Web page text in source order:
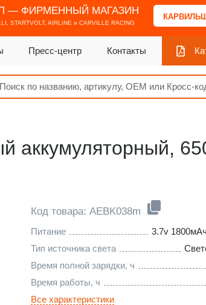
— ФИРМЕННЫЙ МАГАЗИН
STARTVOLT, AIRLINE и CARVILLE RACING
Пресс-центр Контакты
аккумуляторный,
Код товара: AEBK038m
Питание
3.7v
Тип источника света
Время полной зарядки, ч
Время работы, ч
Все характеристики